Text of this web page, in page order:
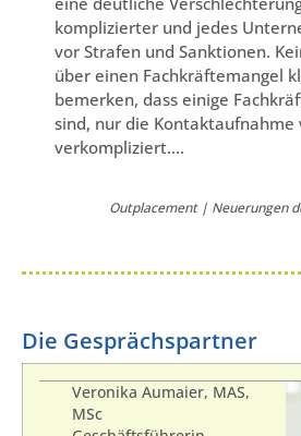
komplizierter und jedes
vor Strafen und Sanktionen.
über einen Fachkräftemangel
bemerken, dass einige
sind, nur die
verkompliziert….
Outplacement | Neuerungen
Die Gesprächspartner
Veronika Aumaier, MAS,
MSc